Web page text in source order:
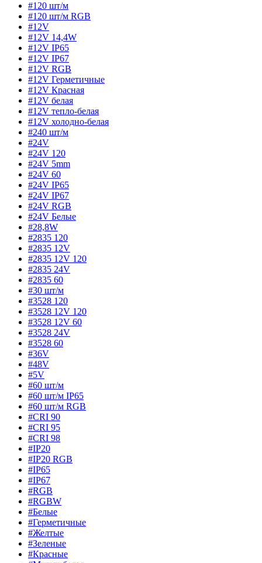
#120 шт/м
#120 шт/м RGB
#12V
#12V 14,4W
#12V IP65
#12V IP67
#12V RGB
#12V Герметичные
#12V Красная
#12V белая
#12V тепло-белая
#12V холодно-белая
#240 шт/м
#24V
#24V 120
#24V 5mm
#24V 60
#24V IP65
#24V IP67
#24V RGB
#24V Белые
#28,8W
#2835 120
#2835 12V
#2835 12V 120
#2835 24V
#2835 60
#30 шт/м
#3528 120
#3528 12V 120
#3528 12V 60
#3528 24V
#3528 60
#36V
#48V
#5V
#60 шт/м
#60 шт/м IP65
#60 шт/м RGB
#CRI 90
#CRI 95
#CRI 98
#IP20
#IP20 RGB
#IP65
#IP67
#RGB
#RGBW
#Белые
#Герметичные
#Желтые
#Зеленые
#Красные